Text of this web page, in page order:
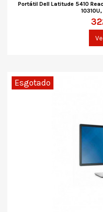
Portátil Dell Latitude 5410
10310U,
Esgotado